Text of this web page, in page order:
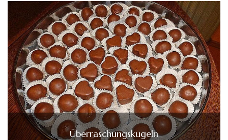
Überraschungskugeln